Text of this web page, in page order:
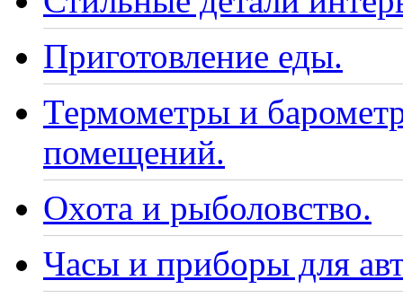
Приготовление еды.
Термометры и
помещений.
Охота и рыболовство.
Часы и приборы для